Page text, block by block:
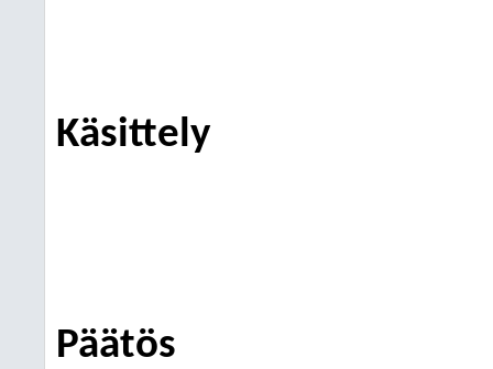
Käsittely
Päätös